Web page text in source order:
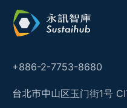
+886-2-7753-8680
台北市中山区玉门街1号